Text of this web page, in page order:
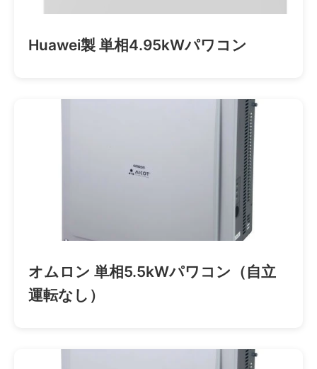
Huawei製 単相4.95kWパワコン
オムロン 単相5.5kWパワコン（自立
運転なし）